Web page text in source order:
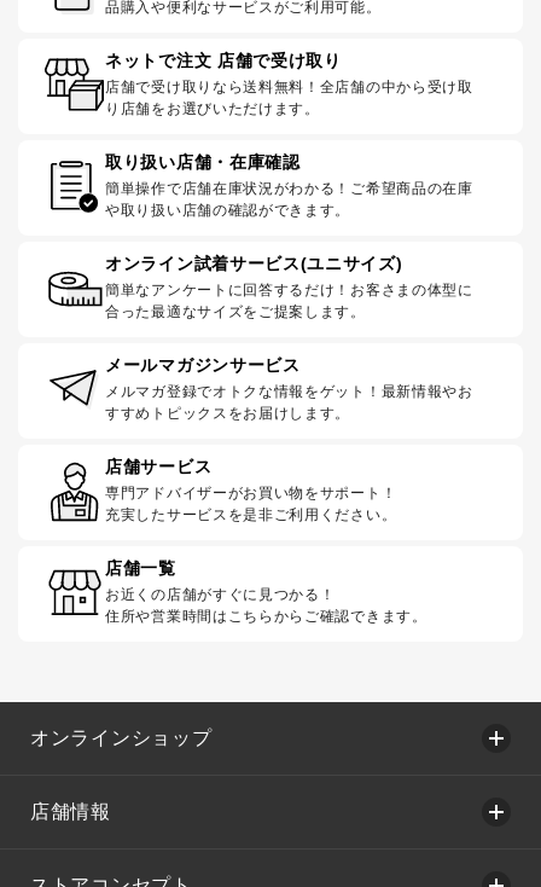
品購入や便利なサービスがご利用可能。
ネットで注文 店舗で受け取り
店舗で受け取りなら送料無料！全店舗の中から受け取
り店舗をお選びいただけます。
取り扱い店舗・在庫確認
簡単操作で店舗在庫状況がわかる！ご希望商品の在庫
や取り扱い店舗の確認ができます。
オンライン試着サービス(ユニサイズ)
簡単なアンケートに回答するだけ！お客さまの体型に
合った最適なサイズをご提案します。
メールマガジンサービス
メルマガ登録でオトクな情報をゲット！最新情報やお
すすめトピックスをお届けします。
店舗サービス
専門アドバイザーがお買い物をサポート！
充実したサービスを是非ご利用ください。
店舗一覧
お近くの店舗がすぐに見つかる！
住所や営業時間はこちらからご確認できます。
オンラインショップ
店舗情報